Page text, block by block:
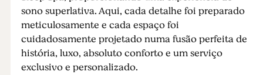
sono superlativa. Aqui, cada detalhe foi preparado
meticulosamente e cada espaço foi
cuidadosamente projetado numa fusão perfeita de
história, luxo, absoluto conforto e um serviço
exclusivo e personalizado.